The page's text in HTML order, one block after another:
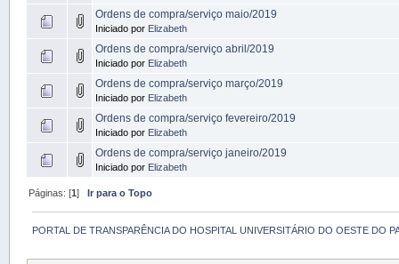
Ordens de compra/serviço maio/2019
Iniciado por Elizabeth
Ordens de compra/serviço abril/2019
Iniciado por Elizabeth
Ordens de compra/serviço março/2019
Iniciado por Elizabeth
Ordens de compra/serviço fevereiro/2019
Iniciado por Elizabeth
Ordens de compra/serviço janeiro/2019
Iniciado por Elizabeth
Páginas: [1]Ir para o Topo
PORTAL DE TRANSPARÊNCIA DO HOSPITAL UNIVERSITÁRIO DO OESTE DO